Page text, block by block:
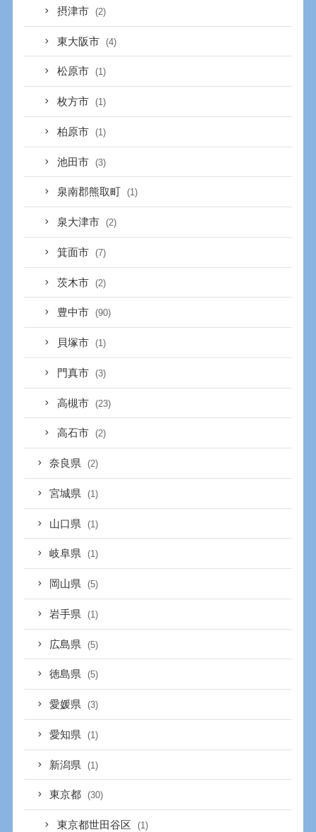
摂津市 (2)
東大阪市 (4)
松原市 (1)
枚方市 (1)
柏原市 (1)
池田市 (3)
泉南郡熊取町 (1)
泉大津市 (2)
箕面市 (7)
茨木市 (2)
豊中市 (90)
貝塚市 (1)
門真市 (3)
高槻市 (23)
高石市 (2)
奈良県 (2)
宮城県 (1)
山口県 (1)
岐阜県 (1)
岡山県 (5)
岩手県 (1)
広島県 (5)
徳島県 (5)
愛媛県 (3)
愛知県 (1)
新潟県 (1)
東京都 (30)
東京都世田谷区 (1)